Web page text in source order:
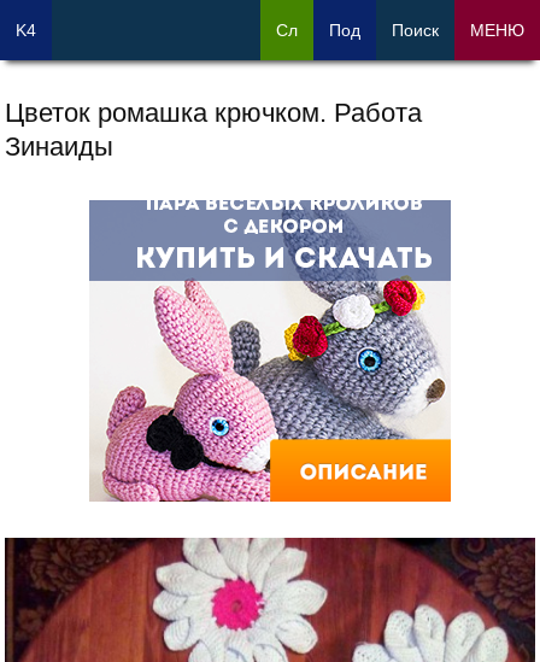
Цветок ромашка крючком. Работа
Зинаиды
K4 Сл Под Поиск МЕНЮ